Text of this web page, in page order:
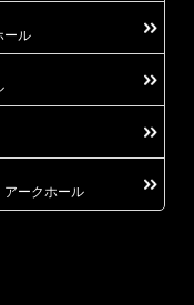
ール
ークホール